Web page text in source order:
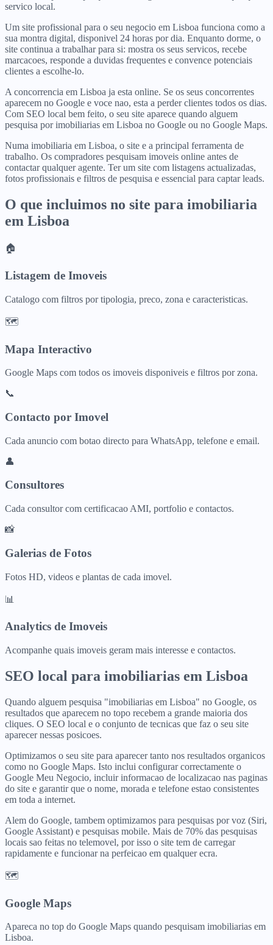
servico local.
Um site profissional para o seu negocio em Lisboa funciona como a
sua montra digital, disponivel 24 horas por dia. Enquanto dorme, o
site continua a trabalhar para si: mostra os seus servicos, recebe
marcacoes, responde a duvidas frequentes e convence potenciais
clientes a escolhe-lo.
A concorrencia em Lisboa ja esta online. Se os seus concorrentes
aparecem no Google e voce nao, esta a perder clientes todos os dias.
Com SEO local bem feito, o seu site aparece quando alguem
pesquisa por imobiliarias em Lisboa no Google ou no Google Maps.
Numa imobiliaria em Lisboa, o site e a principal ferramenta de
trabalho. Os compradores pesquisam imoveis online antes de
contactar qualquer agente. Ter um site com listagens actualizadas,
fotos profissionais e filtros de pesquisa e essencial para captar leads.
O que incluimos no site para imobiliaria
em Lisboa
🏠
Listagem de Imoveis
Catalogo com filtros por tipologia, preco, zona e caracteristicas.
🗺️
Mapa Interactivo
Google Maps com todos os imoveis disponiveis e filtros por zona.
📞
Contacto por Imovel
Cada anuncio com botao directo para WhatsApp, telefone e email.
👤
Consultores
Cada consultor com certificacao AMI, portfolio e contactos.
📸
Galerias de Fotos
Fotos HD, videos e plantas de cada imovel.
📊
Analytics de Imoveis
Acompanhe quais imoveis geram mais interesse e contactos.
SEO local para imobiliarias em Lisboa
Quando alguem pesquisa "imobiliarias em Lisboa" no Google, os
resultados que aparecem no topo recebem a grande maioria dos
cliques. O SEO local e o conjunto de tecnicas que faz o seu site
aparecer nessas posicoes.
Optimizamos o seu site para aparecer tanto nos resultados organicos
como no Google Maps. Isto inclui configurar correctamente o
Google Meu Negocio, incluir informacao de localizacao nas paginas
do site e garantir que o nome, morada e telefone estao consistentes
em toda a internet.
Alem do Google, tambem optimizamos para pesquisas por voz (Siri,
Google Assistant) e pesquisas mobile. Mais de 70% das pesquisas
locais sao feitas no telemovel, por isso o site tem de carregar
rapidamente e funcionar na perfeicao em qualquer ecra.
🗺️
Google Maps
Apareca no top do Google Maps quando pesquisam imobiliarias em
Lisboa.